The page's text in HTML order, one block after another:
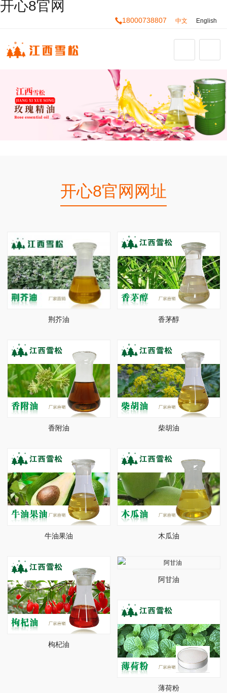
开心8官网
18000738807 中文 English
开心8官网网址
荆芥油 香茅醇
香附油 柴胡油
牛油果油 木瓜油
枸杞油
阿甘油
薄荷粉